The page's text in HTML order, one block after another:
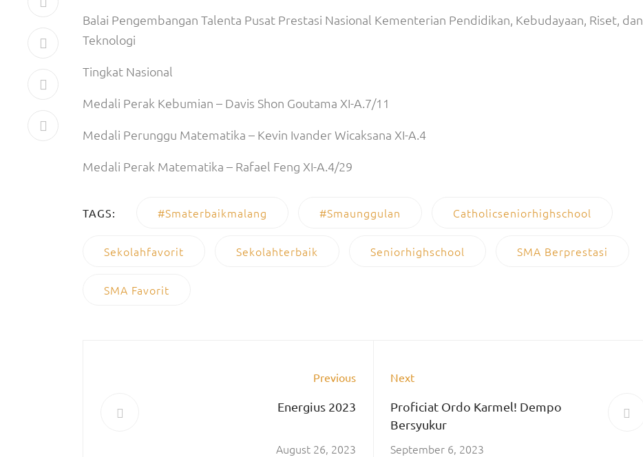
Balai Pengembangan Talenta Pusat Prestasi Nasional Kementerian Pendidikan, Kebudayaan, Riset, dan
Teknologi
Tingkat Nasional
Medali Perak Kebumian – Davis Shon Goutama XI-A.7/11
Medali Perunggu Matematika – Kevin Ivander Wicaksana XI-A.4
Medali Perak Matematika – Rafael Feng XI-A.4/29
TAGS: #smaterbaikmalang #smaunggulan Catholicseniorhighschool
Sekolahfavorit Sekolahterbaik Seniorhighschool SMA Berprestasi
SMA Favorit
Previous
Energius 2023
August 26, 2023
Next
Proficiat Ordo Karmel! Dempo
Bersyukur
September 6, 2023